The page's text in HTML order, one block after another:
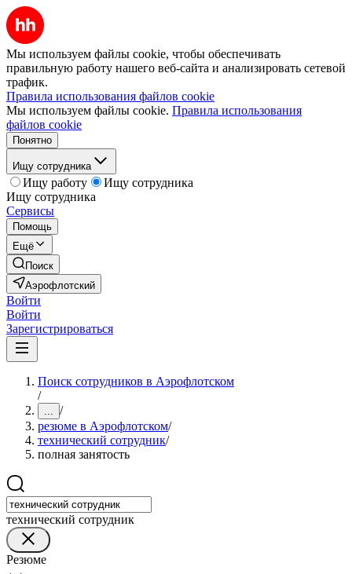
Мы используем файлы cookie, чтобы обеспечивать
правильную работу нашего веб-сайта и анализировать сетевой
трафик.
Правила использования файлов cookie
Мы используем файлы cookie. Правила использования
файлов cookie
Понятно
Ищу сотрудника
Ищу работу
Ищу сотрудника
Ищу сотрудника
Сервисы
Помощь
Ещё
Поиск
Аэрофлотский
Войти
Войти
Зарегистрироваться
Поиск сотрудников в Аэрофлотском
/
... /
резюме в Аэрофлотском/
технический сотрудник/
полная занятость
технический сотрудник
Резюме